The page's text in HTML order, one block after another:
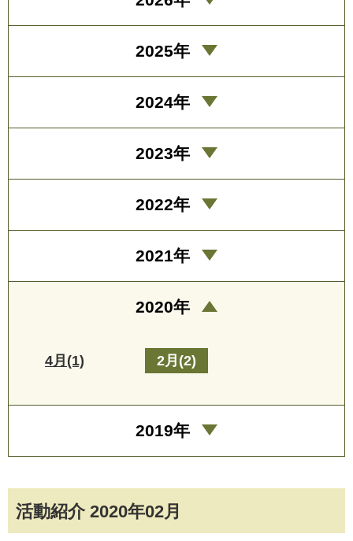
活動紹介 2020年02月
2025年
2024年
2023年
2022年
2021年
2020年
4月(1) 2月(2)
2019年